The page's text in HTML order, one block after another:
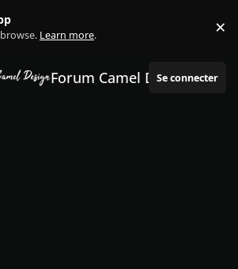
Learn more. ×
Forum Camel Design
Se connecter